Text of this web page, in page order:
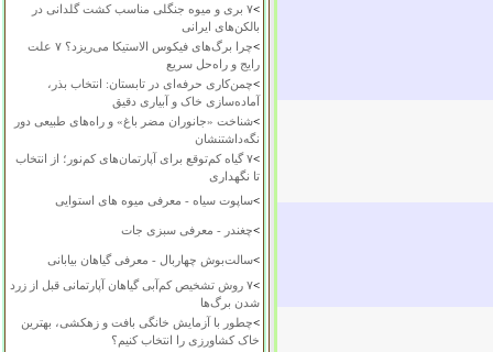
>
۷ بری و میوه جنگلی مناسب کشت گلدانی در
بالکن‌های ایرانی
>
چرا برگ‌های فیکوس الاستیکا می‌ریزد؟ ۷ علت
رایج و راه‌حل سریع
>چمن‌کاری حرفه‌ای در تابستان: انتخاب بذر،
آماده‌سازی خاک و آبیاری دقیق
>شناخت «جانوران مضر باغ» و راه‌های طبیعی دور
نگه‌داشتنشان
>
۷ گیاه کم‌توقع برای آپارتمان‌های کم‌نور؛ از انتخاب
تا نگهداری
>ساپوت سیاه - معرفی میوه های استوایی
>چغندر - معرفی سبزی جات
>سالت‌بوش چهاربال - معرفی گیاهان بیابانی
>
۷ روش تشخیص کم‌آبی گیاهان آپارتمانی قبل از زرد
شدن برگ‌ها
>چطور با آزمایش خانگی بافت و زهکشی، بهترین
خاک کشاورزی را انتخاب کنیم؟